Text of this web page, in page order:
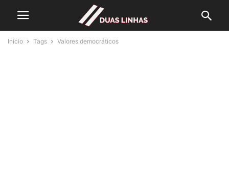
Início Tags Valores democráticos